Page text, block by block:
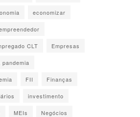
economizar
CLT Empresas
FII Finanças
investimento
MEIs Negócios